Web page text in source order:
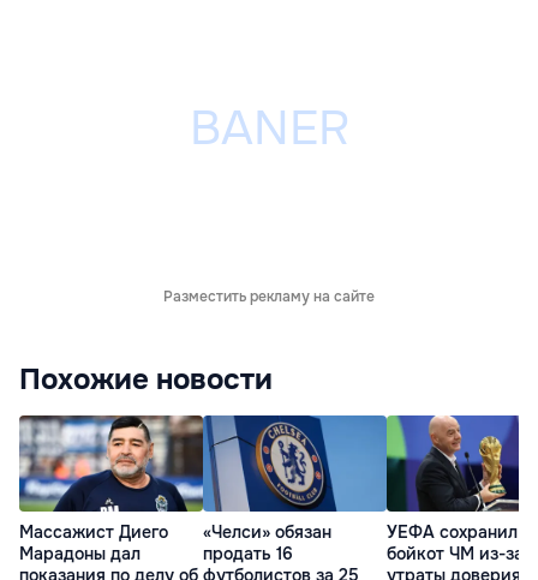
Разместить рекламу на сайте
Похожие новости
Массажист Диего
Марадоны дал
показания по делу об
«Челси» обязан
продать 16
футболистов за 25
УЕФА сохранил
бойкот ЧМ из-за
утраты доверия к